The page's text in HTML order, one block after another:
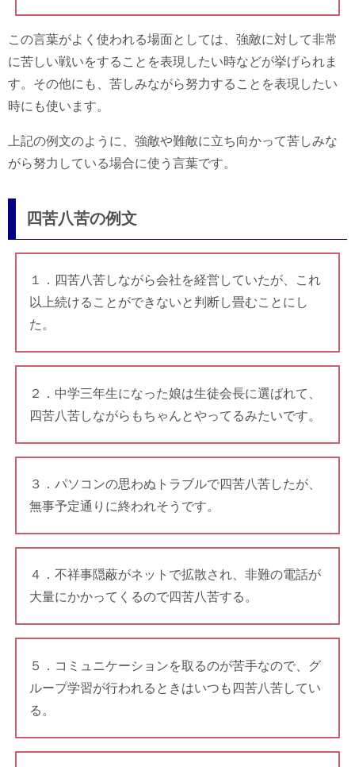
この言葉がよく使われる場面としては、強敵に対して非常
に苦しい戦いをすることを表現したい時などが挙げられま
す。その他にも、苦しみながら努力することを表現したい
時にも使います。
上記の例文のように、強敵や難敵に立ち向かって苦しみな
がら努力している場合に使う言葉です。
四苦八苦の例文
１．四苦八苦しながら会社を経営していたが、これ
以上続けることができないと判断し畳むことにし
た。
２．中学三年生になった娘は生徒会長に選ばれて、
四苦八苦しながらもちゃんとやってるみたいです。
３．パソコンの思わぬトラブルで四苦八苦したが、
無事予定通りに終われそうです。
４．不祥事隠蔽がネットで拡散され、非難の電話が
大量にかかってくるので四苦八苦する。
５．コミュニケーションを取るのが苦手なので、グ
ループ学習が行われるときはいつも四苦八苦してい
る。